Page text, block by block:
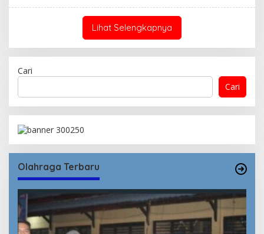
Lihat Selengkapnya
Cari
Cari
Olahraga Terbaru